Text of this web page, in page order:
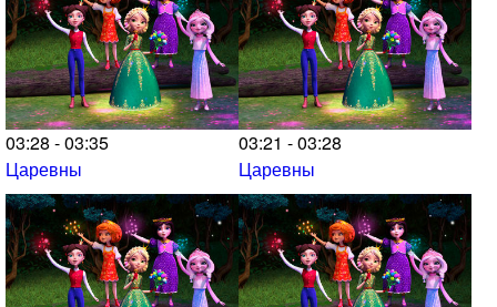
03:28 - 03:35
Царевны
03:21 - 03:28
Царевны